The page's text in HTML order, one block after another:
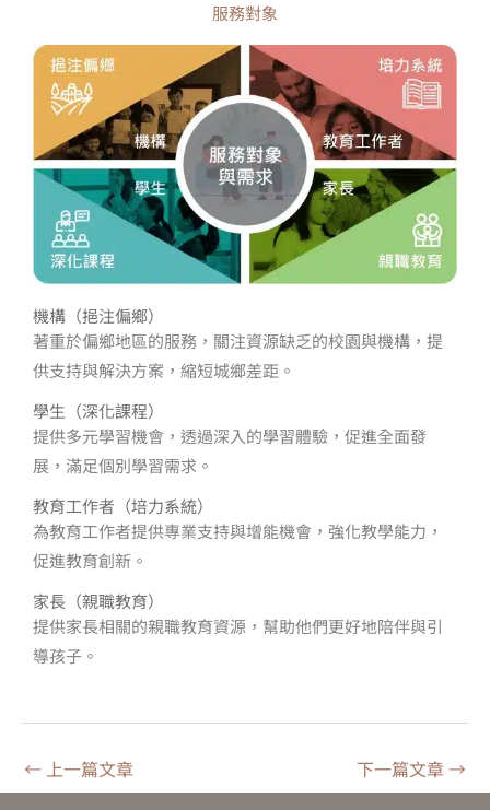
服務對象
機構（挹注偏鄉）
著重於偏鄉地區的服務，關注資源缺乏的校園與機構，提
供支持與解決方案，縮短城鄉差距。
學生（深化課程）
提供多元學習機會，透過深入的學習體驗，促進全面發
展，滿足個別學習需求。
教育工作者（培力系統）
為教育工作者提供專業支持與增能機會，強化教學能力，
促進教育創新。
家長（親職教育）
提供家長相關的親職教育資源，幫助他們更好地陪伴與引
導孩子。
← 上一篇文章 下一篇文章 →